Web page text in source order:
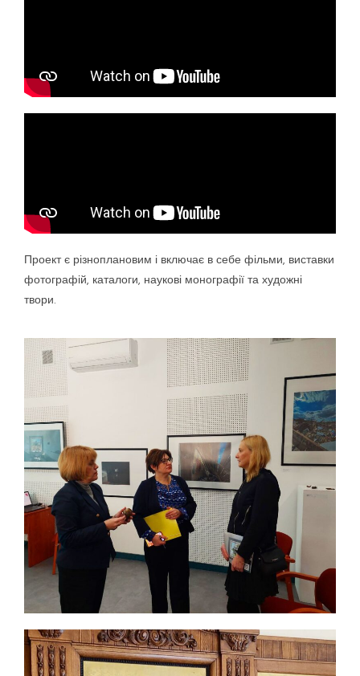
Проект є різноплановим і включає в себе фільми, виставки
фотографій, каталоги, наукові монографії та художні
твори.